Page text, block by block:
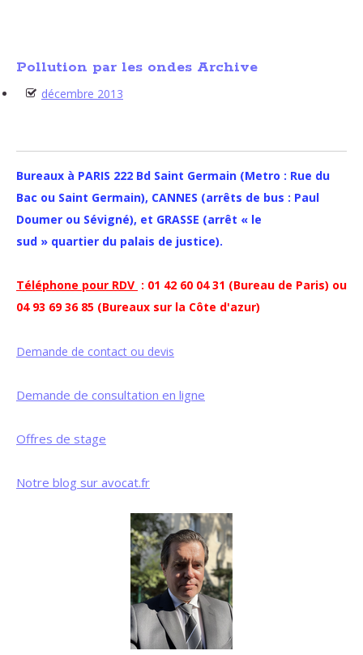
Pollution par les ondes Archive
décembre 2013
Bureaux à PARIS 222 Bd Saint Germain (Metro : Rue du
Bac ou Saint Germain), CANNES (arrêts de bus : Paul
Doumer ou Sévigné), et GRASSE (arrêt « le
sud » quartier du palais de justice).
Téléphone pour RDV : 01 42 60 04 31 (Bureau de Paris) ou
04 93 69 36 85 (Bureaux sur la Côte d'azur)
Demande de contact ou devis
Demande de consultation en ligne
Offres de stage
Notre blog sur avocat.fr